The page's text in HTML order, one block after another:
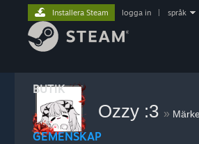
BUTIK
GEMENSKAP
Installera Steam logga in språk
Ozzy :3 »